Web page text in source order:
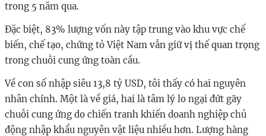
trong 5 năm qua.
Đặc biệt, 83% lượng vốn này tập trung vào khu vực chế
biến, chế tạo, chứng tỏ Việt Nam vẫn giữ vị thế quan trọng
trong chuỗi cung ứng toàn cầu.
Về con số nhập siêu 13,8 tỷ USD, tôi thấy có hai nguyên
nhân chính. Một là về giá, hai là tâm lý lo ngại đứt gãy
chuỗi cung ứng do chiến tranh khiến doanh nghiệp chủ
động nhập khẩu nguyên vật liệu nhiều hơn. Lượng hàng